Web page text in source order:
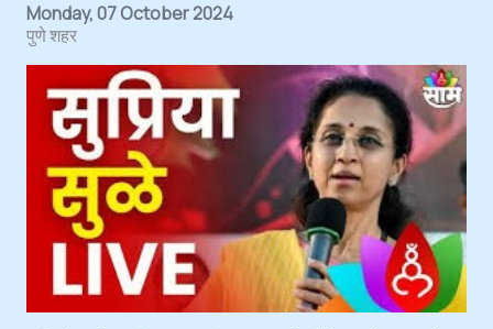
Monday, 07 October 2024
पुणे शहर